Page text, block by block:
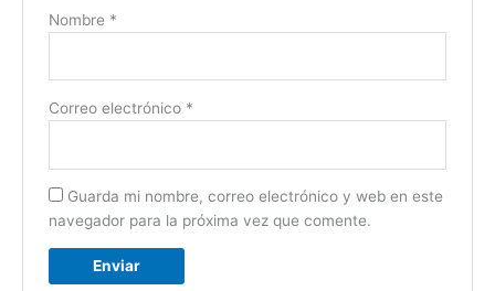
Nombre *
Correo electrónico *
Guarda mi nombre, correo electrónico y web en este
navegador para la próxima vez que comente.